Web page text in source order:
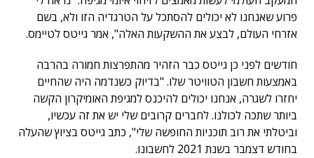
פרוע שאנחנו לא יכולים להסתכל על הטרגדיה הזו ולא, בשם
אזרחי העולם, לבצע את ההשקעות האלה", אמר גייטס לטיימס.
חודשים לפני כן גייטס כבר הזהיר מהתפרצות חמורה בהרבה
באמצעות חשבון הטוויטר שלו. "בדיוק כשנדמה היה שהחיים
יחזרו לשגרה, אנחנו יכולים להיכנס למגיפת האומיקרון הקשה
ביותר שתכה לכולנו. לחברים קרובים שלי יש את זה עכשיו,
וביטלתי את רוב תוכניות החופשה שלי", כתב גייטס בציוץ שהעלה
בחודש דצמבר בשנת 2021 לחשבונו.